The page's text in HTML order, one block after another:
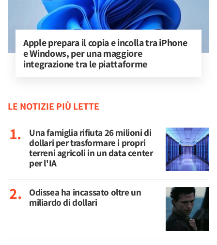
Apple prepara il copia e incolla tra iPhone
e Windows, per una maggiore
integrazione tra le piattaforme
LE NOTIZIE PIÙ LETTE
Una famiglia rifiuta 26 milioni di
dollari per trasformare i propri
terreni agricoli in un data center
per l'IA
Odissea ha incassato oltre un
miliardo di dollari